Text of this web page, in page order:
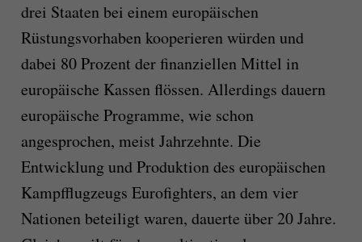
drei Staaten bei einem europäischen
Rüstungsvorhaben kooperieren würden und
dabei 80 Prozent der finanziellen Mittel in
europäische Kassen flössen. Allerdings dauern
europäische Programme, wie schon
angesprochen, meist Jahrzehnte. Die
Entwicklung und Produktion des europäischen
Kampfflugzeugs Eurofighters, an dem vier
Nationen beteiligt waren, dauerte über 20 Jahre.